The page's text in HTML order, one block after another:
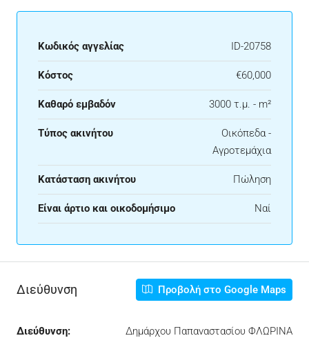
Κωδικός αγγελίας ID-20758
Κόστος €60,000
Καθαρό εμβαδόν 3000 τ.μ. - m²
Τύπος ακινήτου
Οικόπεδα -
Αγροτεμάχια
Κατάσταση ακινήτου Πώληση
Είναι άρτιο και οικοδομήσιμο Ναί
Διεύθυνση Προβολή στο Google Maps
Διεύθυνση: Δημάρχου Παπαναστασίου ΦΛΩΡΙΝΑ